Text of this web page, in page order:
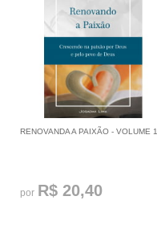
RENOVANDA A PAIXÃO - VOLUME 1
por R$ 20,40